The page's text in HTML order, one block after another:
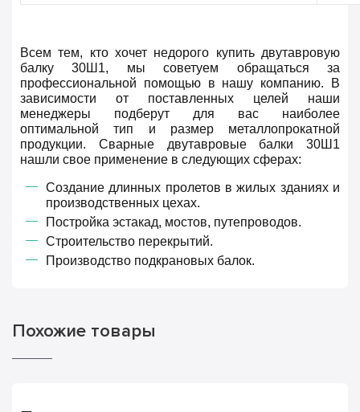
Всем тем, кто хочет недорого купить двутавровую
балку 30Ш1, мы советуем обращаться за
профессиональной помощью в нашу компанию. В
зависимости от поставленных целей наши
менеджеры подберут для вас наиболее
оптимальной тип и размер металлопрокатной
продукции. Сварные двутавровые балки 30Ш1
нашли свое применение в следующих сферах:
Создание длинных пролетов в жилых зданиях и
производственных цехах.
Постройка эстакад, мостов, путепроводов.
Строительство перекрытий.
Производство подкрановых балок.
Похожие товары